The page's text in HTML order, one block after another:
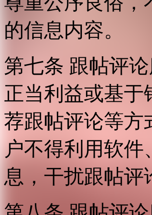
的信息内容。
第七条 跟帖评
正当利益或基于
荐跟帖评论等方
户不得利用软
息，干扰跟帖评